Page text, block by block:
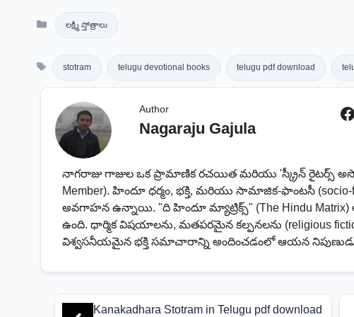
లక్ష్మి స్తోత్రాలు
stotram telugu devotional books telugu pdf download
Author
Nagaraju Gajula
నాగరాజు గాజుల ఒక ప్రామాణిక రచయిత మరియు 'స్క్రీన్
Member). హిందూ ధర్మం, భక్తి, మరియు సామాజిక-ఫాంటసీ
అవగాహన ఉన్నాయి. "ది హిందూ మ్యాట్రిక్స్" (The Hindu Matrix)
ఉంది. ధార్మిక విషయాలను, మతపరమైన కల్పనలను (religious
విశ్వసనీయమైన భక్తి సమాచారాన్ని అందించడంలో ఆయన
Kanakadhara Stotram in Telugu pdf download